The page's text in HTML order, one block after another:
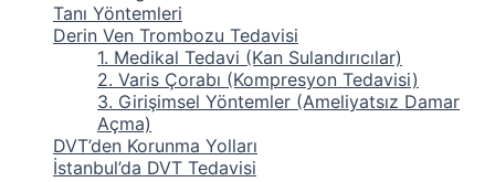
Tanı Yöntemleri
Derin Ven Trombozu Tedavisi
1. Medikal Tedavi (Kan Sulandırıcılar)
2. Varis Çorabı (Kompresyon Tedavisi)
3. Girişimsel Yöntemler (Ameliyatsız Damar
Açma)
DVT’den Korunma Yolları
İstanbul’da DVT Tedavisi